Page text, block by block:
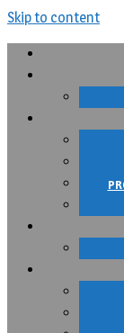
Skip to content